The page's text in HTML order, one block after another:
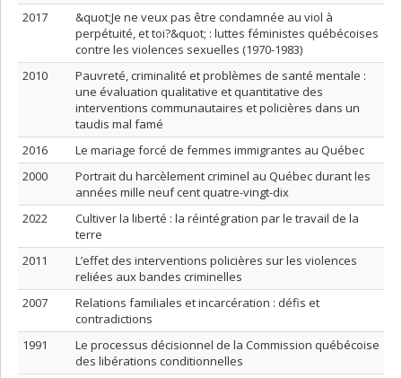
2017
&quot;Je ne veux pas être condamnée au viol à
perpétuité, et toi?&quot; : luttes féministes québécoises
contre les violences sexuelles (1970-1983)
2010
Pauvreté, criminalité et problèmes de santé mentale :
une évaluation qualitative et quantitative des
interventions communautaires et policières dans un
taudis mal famé
2016
Le mariage forcé de femmes immigrantes au Québec
2000
Portrait du harcèlement criminel au Québec durant les
années mille neuf cent quatre-vingt-dix
2022
Cultiver la liberté : la réintégration par le travail de la
terre
2011
L’effet des interventions policières sur les violences
reliées aux bandes criminelles
2007
Relations familiales et incarcération : défis et
contradictions
1991
Le processus décisionnel de la Commission québécoise
des libérations conditionnelles